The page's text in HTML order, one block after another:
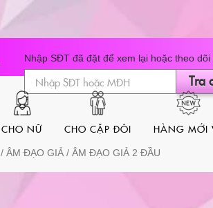
CHO NỮ CHO CẶP ĐÔI HÀNG MỚI
/ ÂM ĐẠO GIẢ / ÂM ĐẠO GIẢ 2 ĐẦU
Nhập SĐT đã đặt để xem lại hoặc theo
Tra